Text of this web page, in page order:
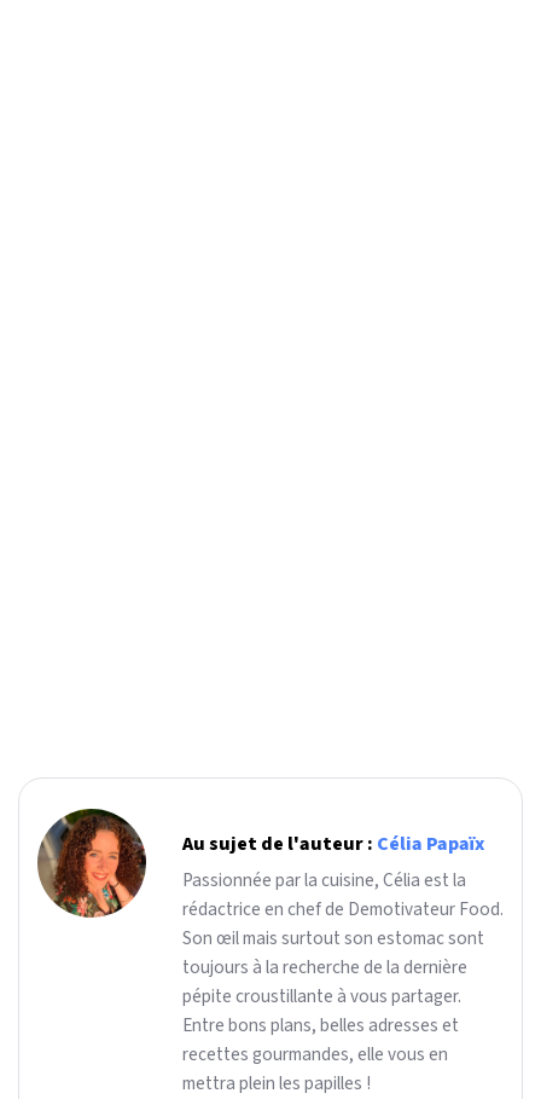
Au sujet de l'auteur : Célia Papaïx
Passionnée par la cuisine, Célia est la
rédactrice en chef de Demotivateur Food.
Son œil mais surtout son estomac sont
toujours à la recherche de la dernière
pépite croustillante à vous partager.
Entre bons plans, belles adresses et
recettes gourmandes, elle vous en
mettra plein les papilles !